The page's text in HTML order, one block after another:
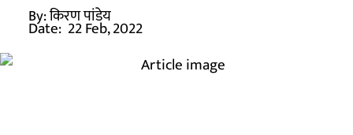
By:किरण पांडेय
Date: 22 Feb, 2022